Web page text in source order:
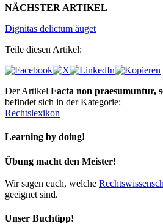
NÄCHSTER ARTIKEL
Dignitas delictum äuget
Teile diesen Artikel:
Der Artikel Facta non praesumuntur,
befindet sich in der Kategorie:
Rechtslexikon
Learning by doing!
Übung macht den Meister!
Wir sagen euch, welche
geeignet sind.
Unser Buchtipp!